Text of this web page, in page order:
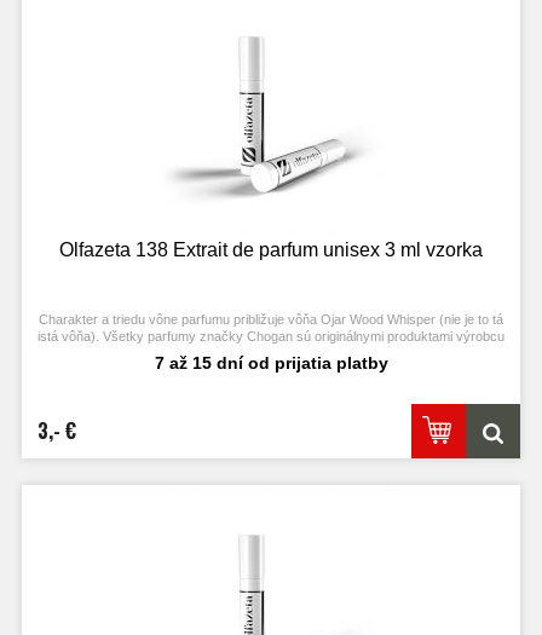
Olfazeta 138 Extrait de parfum unisex 3 ml vzorka
Charakter a triedu vône parfumu približuje vôňa Ojar Wood Whisper (nie je to tá
istá vôňa). Všetky parfumy značky Chogan sú originálnymi produktami výrobcu
7 až 15 dní od prijatia platby
3,- €